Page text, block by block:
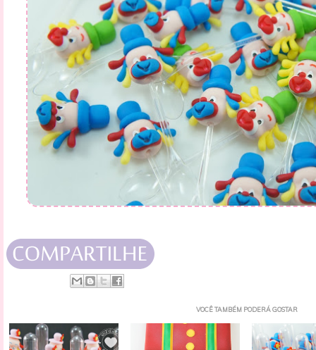
VOCÊ TAMBÉM PODERÁ GOSTAR